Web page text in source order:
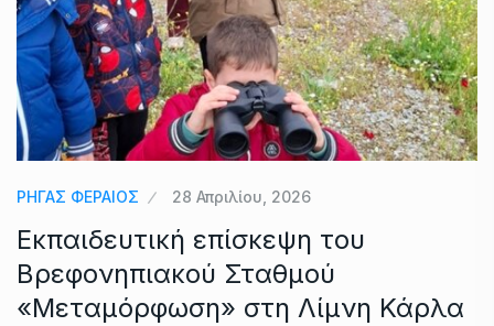
ΡΗΓΑΣ ΦΕΡΑΙΟΣ 28 Απριλίου, 2026
Εκπαιδευτική επίσκεψη του
Βρεφονηπιακού Σταθμού
«Μεταμόρφωση» στη Λίμνη Κάρλα